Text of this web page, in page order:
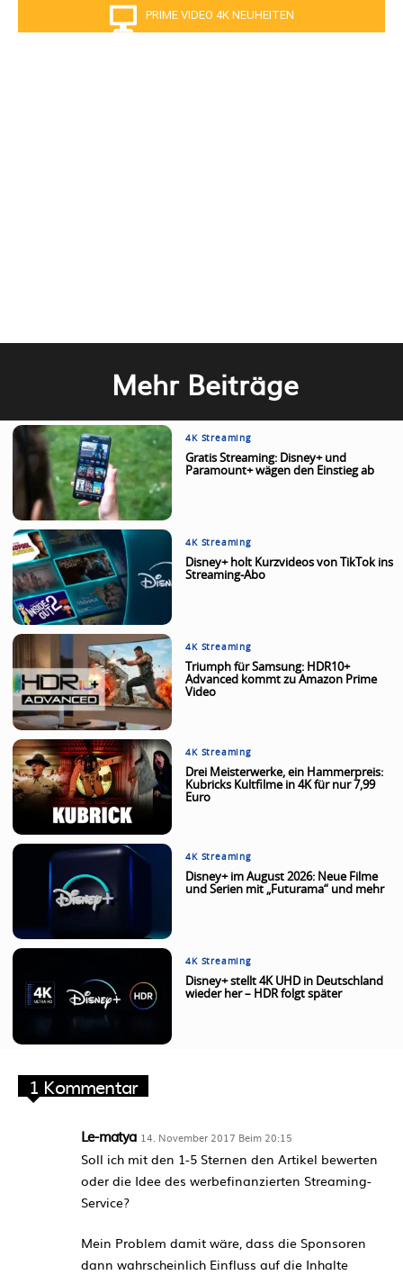
PRIME VIDEO 4K NEUHEITEN
Mehr Beiträge
4K Streaming
Gratis Streaming: Disney+ und
Paramount+ wägen den Einstieg ab
4K Streaming
Disney+ holt Kurzvideos von TikTok ins
Streaming-Abo
4K Streaming
Triumph für Samsung: HDR10+
Advanced kommt zu Amazon Prime
Video
4K Streaming
Drei Meisterwerke, ein Hammerpreis:
Kubricks Kultfilme in 4K für nur 7,99
Euro
4K Streaming
Disney+ im August 2026: Neue Filme
und Serien mit „Futurama“ und mehr
4K Streaming
Disney+ stellt 4K UHD in Deutschland
wieder her – HDR folgt später
1 Kommentar
Le-matya 14. November 2017 Beim 20:15
Soll ich mit den 1-5 Sternen den Artikel bewerten
oder die Idee des werbefinanzierten Streaming-
Service?
Mein Problem damit wäre, dass die Sponsoren
dann wahrscheinlich Einfluss auf die Inhalte